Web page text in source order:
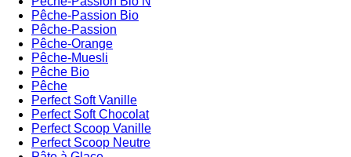
Pêche-Passion Bio
Pêche-Passion
Pêche-Orange
Pêche-Muesli
Pêche Bio
Pêche
Perfect Soft Vanille
Perfect Soft Chocolat
Perfect Scoop Vanille
Perfect Scoop Neutre